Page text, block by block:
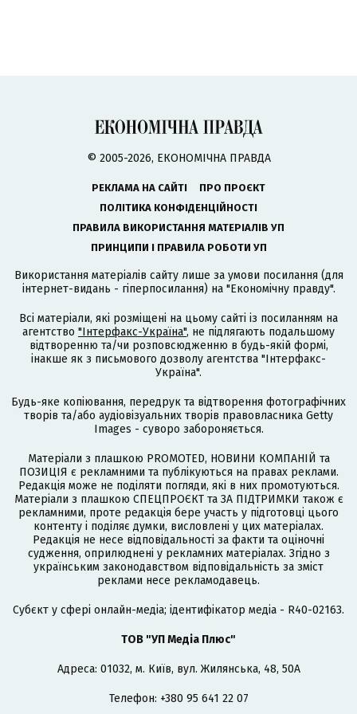
© 2005-2026, ЕКОНОМІЧНА ПРАВДА
РЕКЛАМА НА САЙТІ
ПРО ПРОЄКТ
ПОЛІТИКА КОНФІДЕНЦІЙНОСТІ
ПРАВИЛА ВИКОРИСТАННЯ МАТЕРІАЛІВ УП
ПРИНЦИПИ І ПРАВИЛА РОБОТИ УП
Використання матеріалів сайту лише за умови посилання (для
інтернет-видань - гіперпосилання) на "Економічну правду".
Всі матеріали, які розміщені на цьому сайті із посиланням на
агентство "Інтерфакс-Україна", не підлягають подальшому
відтворенню та/чи розповсюдженню в будь-якій формі,
інакше як з письмового дозволу агентства "Інтерфакс-
Україна".
Будь-яке копіювання, передрук та відтворення фотографічних
творів та/або аудіовізуальних творів правовласника Getty
Images - суворо забороняється.
Матеріали з плашкою PROMOTED, НОВИНИ КОМПАНІЙ та
ПОЗИЦІЯ є рекламними та публікуються на правах реклами.
Редакція може не поділяти погляди, які в них промотуються.
Матеріали з плашкою СПЕЦПРОЄКТ та ЗА ПІДТРИМКИ також є
рекламними, проте редакція бере участь у підготовці цього
контенту і поділяє думки, висловлені у цих матеріалах.
Редакція не несе відповідальності за факти та оціночні
судження, оприлюднені у рекламних матеріалах. Згідно з
українським законодавством відповідальність за зміст
реклами несе рекламодавець.
Cубєкт у сфері онлайн-медіа; ідентифікатор медіа - R40-02163.
ТОВ "УП Медіа Плюс"
Адреса: 01032, м. Київ, вул. Жилянська, 48, 50А
Телефон: +380 95 641 22 07